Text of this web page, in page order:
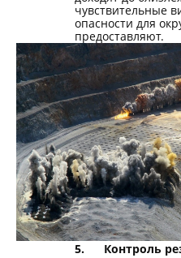
чувствительные
опасности для
предоставляют.
5.
Контроль